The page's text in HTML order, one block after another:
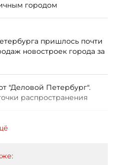
городом
пришлось почти
новостроек города за
"Деловой Петербург".
распространения